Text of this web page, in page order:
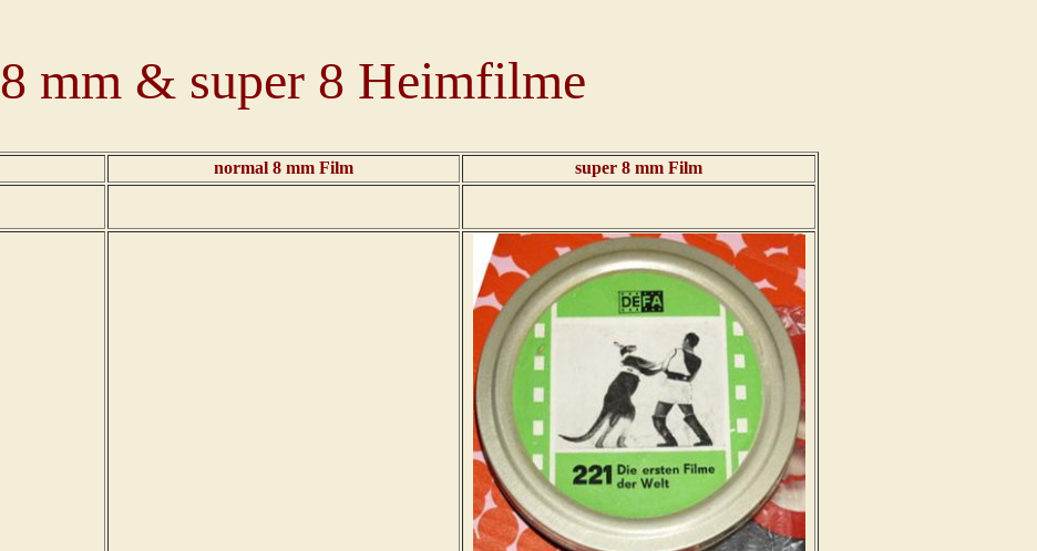
8 mm & super 8 Heimfilme
normal 8 mm Film
super 8 mm Film